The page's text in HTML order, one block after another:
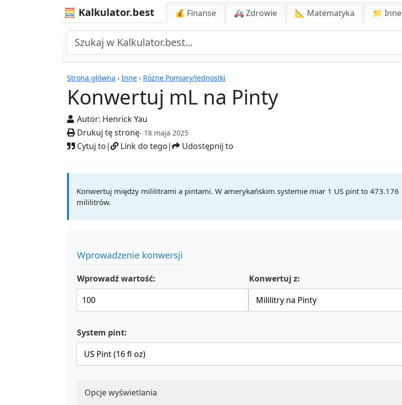
🧮 Kalkulator.best 💰 Finanse 🚑 Zdrowie 📐 Matematyka 📁 Inne
Strona główna › Inne › Różne Pomiary/Jednostki
Konwertuj mL na Pinty
Autor: Henrick Yau
Drukuj tę stronę- 18 maja 2025
Cytuj to| Link do tego| Udostępnij to
Kalkulatory
Konwertuj między mililitrami a pintami. W amerykańskim systemie miar 1 US pint to 473.176
mililitrów.
Wprowadzenie konwersji
Wprowadź wartość: Konwertuj z:
System pint:
Opcje wyświetlania